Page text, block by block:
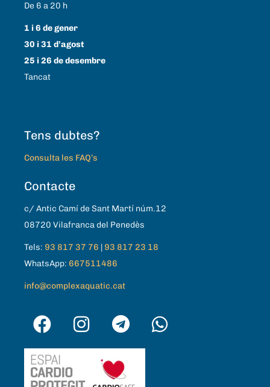
De 6 a 20 h
1 i 6 de gener
30 i 31 d’agost
25 i 26 de desembre
Tancat
Tens dubtes?
Consulta les FAQ’s
Contacte
c/ Antic Camí de Sant Martí núm.12
08720 Vilafranca del Penedès
Tels: 93 817 37 76 | 93 817 23 18
WhatsApp: 667511486
info@complexaquatic.cat